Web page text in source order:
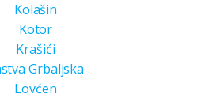
Kolašin
Kotor
Krašići
Grbaljska
Lovćen